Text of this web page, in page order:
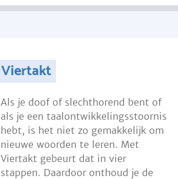
Viertakt
Als je doof of slechthorend bent of
als je een taalontwikkelingsstoornis
hebt, is het niet zo gemakkelijk om
nieuwe woorden te leren. Met
Viertakt gebeurt dat in vier
stappen. Daardoor onthoud je de